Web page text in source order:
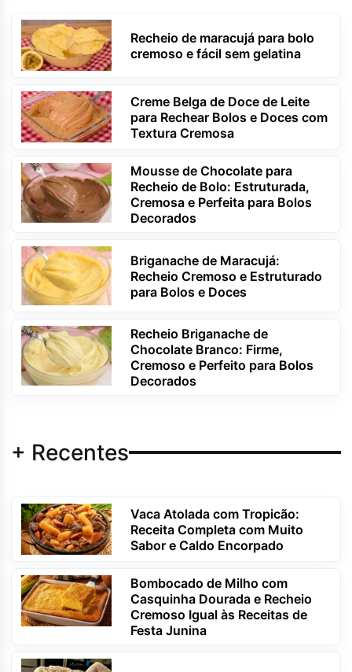
Recheio de maracujá para bolo
cremoso e fácil sem gelatina
Creme Belga de Doce de Leite
para Rechear Bolos e Doces com
Textura Cremosa
Mousse de Chocolate para
Recheio de Bolo: Estruturada,
Cremosa e Perfeita para Bolos
Decorados
Briganache de Maracujá:
Recheio Cremoso e Estruturado
para Bolos e Doces
Recheio Briganache de
Chocolate Branco: Firme,
Cremoso e Perfeito para Bolos
Decorados
+ Recentes
Vaca Atolada com Tropicão:
Receita Completa com Muito
Sabor e Caldo Encorpado
Bombocado de Milho com
Casquinha Dourada e Recheio
Cremoso Igual às Receitas de
Festa Junina